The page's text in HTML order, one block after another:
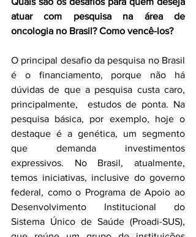
atuar com pesquisa na área de
oncologia no Brasil? Como vencê-los?
O principal desafio da pesquisa no Brasil
é o financiamento, porque não há
dúvidas de que a pesquisa custa caro,
principalmente,  estudos de ponta. Na
pesquisa básica, por exemplo, hoje o
destaque é a genética, um segmento
que demanda investimentos
expressivos. No Brasil, atualmente,
temos iniciativas, inclusive do governo
federal, como o Programa de Apoio ao
Desenvolvimento Institucional do
Sistema Único de Saúde (Proadi-SUS),